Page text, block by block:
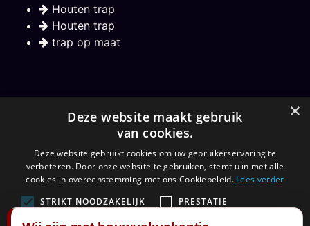
Houten trap
Houten trap
trap op maat
Hou mij op de hoogte over nieuwe trappen
Aanmelden
×
Deze website maakt gebruik
van cookies.
Deze website gebruikt cookies om uw gebruikerservaring te
verbeteren. Door onze website te gebruiken, stemt u in met alle
cookies in overeenstemming met ons Cookiebeleid. Lees verder
STRIKT NOODZAKELIJK
PRESTATIE